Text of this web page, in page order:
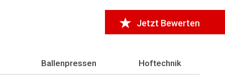
Jetzt Bewerten
Ballenpressen Hoftechnik